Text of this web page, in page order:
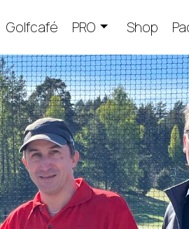
Golfcafé PRO Shop